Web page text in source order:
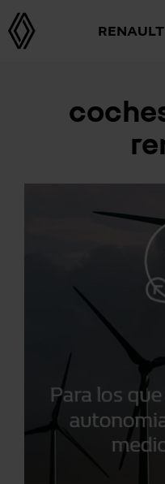
RENAULT